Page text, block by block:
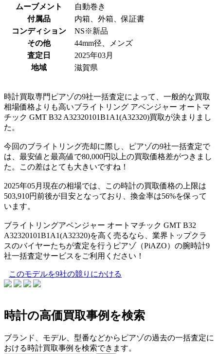
ムーブメント
自動巻き
付属品
内箱、外箱、保証書
コンディション
NS※新品
その他
44mm径、メンズ
査定日
2025年03月
地域
滋賀県
時計買取専門ピアゾの9社一括査定によって、一般的な買取
相場価格よりも高いブライトリング アベンジャー オートマ
チック GMT B32 A32320101B1A1(A32320)買取が決まりまし
た。
今回のブライトリング売却に際し、ピアゾの9社一括査定で
は、最安値と最高値で80,000円以上の買取価格差がつきまし
た。この差はとても大きいですね！
2025年05月現在の相場では、この時計の買取価格の上限は
503,910円前後が目安となっており、換金率は56%を保って
います。
ブライトリングアベンジャー オートマチック GMT B32
A32320101B1A1(A32320)を高く売るなら、業界トップクラ
スのバイヤーたちが査定を行うピアゾ（PiAZO）の腕時計9
社一括査定サービスをご利用ください！
このモデルを9社の競りにかける
時計の高価買取事例を検索
ブランド、モデル、型番などからピアゾの過去の一括査定に
おける時計買取事例を検索できます。